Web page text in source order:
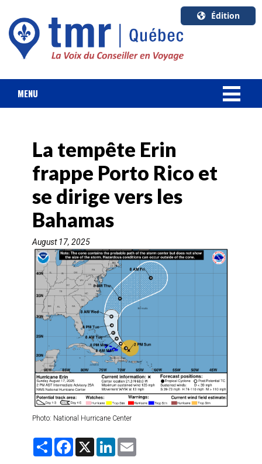
Édition
U.S.A.
English
Canada
MENU
FORFAIT VACANCES
CROISIÈRES
HOTELS & RESORTS
DESTINATIONS
AGENTS DE VOYAGE
FORMATION & RESSOURCES
La tempête Erin
frappe Porto Rico et
se dirige vers les
Bahamas
August 17, 2025
Photo: National Hurricane Center
S
F
X
L